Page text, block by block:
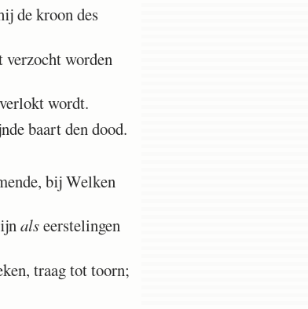
de kroon des
worden
wordt.
baart den dood.
bij Welken
alseerstelingen
traag tot toorn;